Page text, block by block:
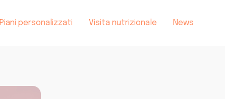
Piani personalizzati Visita nutrizionale News